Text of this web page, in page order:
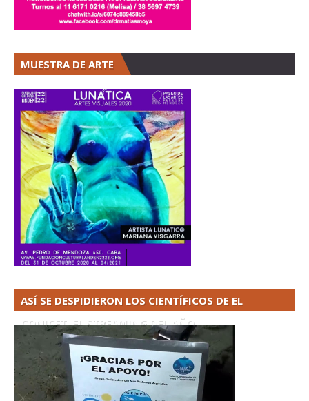
MUESTRA DE ARTE
ASÍ SE DESPIDIERON LOS CIENTÍFICOS DE EL
CONICET. EL STREAMING DEL AÑO